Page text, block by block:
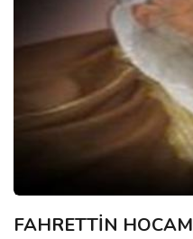
FAHRETTİN HOCAM